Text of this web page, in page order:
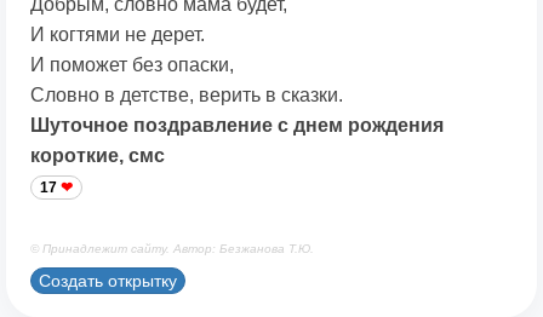
Добрым, словно мама будет,
И когтями не дерет.
И поможет без опаски,
Словно в детстве, верить в сказки.
Шуточное поздравление с днем рождения
короткие, смс
17
© Принадлежит сайту. Автор: Безжанова Т.Ю.
Создать открытку